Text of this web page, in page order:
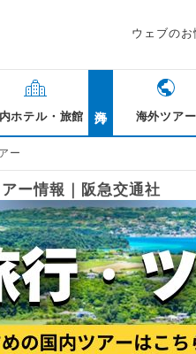
ウェブの
ホテル・旅館 海外ツアー
ー
ー情報｜阪急交通社